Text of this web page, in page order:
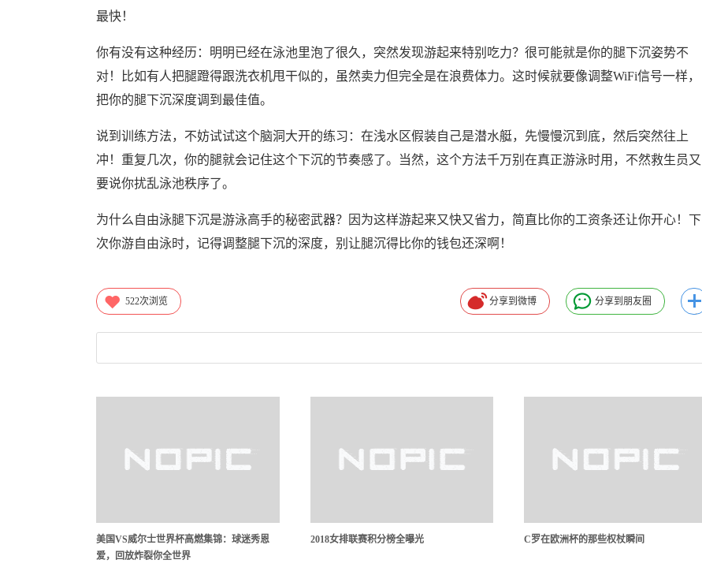
最快！
你有没有这种经历：明明已经在泳池里泡了很久，突然发现游起来特别吃力？很可能就是你的腿下沉姿势不
对！比如有人把腿蹬得跟洗衣机甩干似的，虽然卖力但完全是在浪费体力。这时候就要像调整WiFi信号一样，
把你的腿下沉深度调到最佳值。
说到训练方法，不妨试试这个脑洞大开的练习：在浅水区假装自己是潜水艇，先慢慢沉到底，然后突然往上
冲！重复几次，你的腿就会记住这个下沉的节奏感了。当然，这个方法千万别在真正游泳时用，不然救生员又
要说你扰乱泳池秩序了。
为什么自由泳腿下沉是游泳高手的秘密武器？因为这样游起来又快又省力，简直比你的工资条还让你开心！下
次你游自由泳时，记得调整腿下沉的深度，别让腿沉得比你的钱包还深啊！
522次浏览 分享到微博 分享到朋友圈
美国VS威尔士世界杯高燃集锦：球迷秀恩
爱，回放炸裂你全世界
2018女排联赛积分榜全曝光 C罗在欧洲杯的那些权杖瞬间